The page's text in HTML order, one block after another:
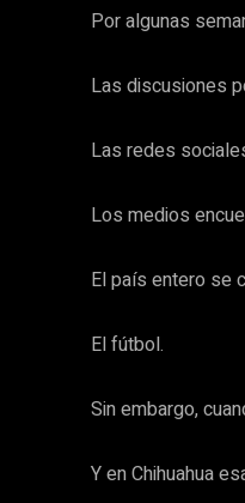
Por algunas
Las discusiones
Las redes
Los medios
El país entero se
El fútbol.
Sin embargo,
Y en Chihuahua